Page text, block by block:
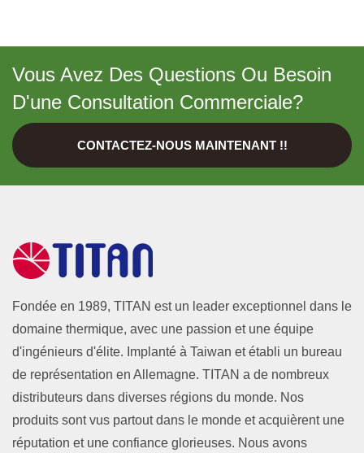
Vous Avez Des Questions Ou Besoin
D'une Consultation Commerciale?
CONTACTEZ-NOUS MAINTENANT !!
Fondée en 1989, TITAN est un leader exceptionnel dans le
domaine thermique, avec une passion et une équipe
d'ingénieurs d'élite. Implanté à Taiwan et établi un bureau
de représentation en Allemagne. TITAN a de nombreux
distributeurs dans diverses régions du monde. Nos
produits sont vus partout dans le monde et acquièrent une
réputation et une confiance glorieuses. Nous avons